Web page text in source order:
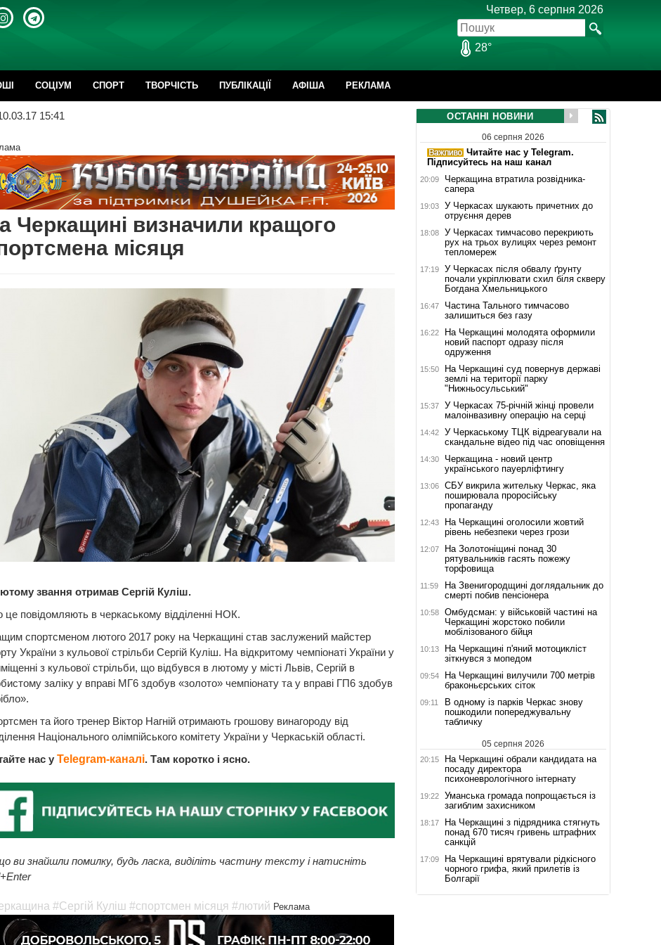
Четвер, 6 серпня 2026
28°
CОЦІУМ СПОРТ ТВОРЧІСТЬ ПУБЛІКАЦІЇ АФІША РЕКЛАМА
15:41
Черкащині визначили кращого
місяця
звання отримав Сергій Куліш.
це повідомляють в черкаському відділенні НОК.
спортсменом лютого 2017 року на Черкащині став заслужений майстер
України з кульової стрільби Сергій Куліш. На відкритому чемпіонаті України у
з кульової стрільби, що відбувся в лютому у місті Львів, Сергій в
заліку у вправі МГ6 здобув «золото» чемпіонату та у вправі ГП6 здобув
та його тренер Віктор Нагній отримають грошову винагороду від
Національного олімпійського комітету України у Черкаській області.
нас у Telegram-каналі. Там коротко і ясно.
ви знайшли помилку, будь ласка, виділіть частину тексту і натисніть
#Сергій Куліш #спортсмен місяця #лютий Реклама
ОСТАННІ НОВИНИ
06 серпня 2026
Читайте нас у Telegram.
Підписуйтесь на наш канал
20:09
Черкащина втратила розвідника-
сапера
19:03
У Черкасах шукають причетних до
отруєння дерев
18:08
У Черкасах тимчасово перекриють
рух на трьох вулицях через ремонт
тепломереж
17:19
У Черкасах після обвалу ґрунту
почали укріплювати схил біля скверу
Богдана Хмельницького
16:47
Частина Тального тимчасово
залишиться без газу
16:22
На Черкащині молодята оформили
новий паспорт одразу після
одруження
15:50
На Черкащині суд повернув державі
землі на території парку
"Нижньосульський"
15:37
У Черкасах 75-річній жінці провели
малоінвазивну операцію на серці
14:42
У Черкаському ТЦК відреагували на
скандальне відео під час оповіщення
14:30
Черкащина - новий центр
українського пауерліфтингу
13:06
СБУ викрила жительку Черкас, яка
поширювала проросійську
пропаганду
12:43
На Черкащині оголосили жовтий
рівень небезпеки через грози
12:07
На Золотоніщині понад 30
рятувальників гасять пожежу
торфовища
11:59
На Звенигородщині доглядальник до
смерті побив пенсіонера
10:58
Омбудсман: у військовій частині на
Черкащині жорстоко побили
мобілізованого бійця
10:13
На Черкащині п'яний мотоцикліст
зіткнувся з мопедом
09:54
На Черкащині вилучили 700 метрів
браконьєрських сіток
09:11
В одному із парків Черкас знову
пошкодили попереджувальну
табличку
05 серпня 2026
20:15
На Черкащині обрали кандидата на
посаду директора
психоневрологічного інтернату
19:22
Уманська громада попрощається із
загиблим захисником
18:17
На Черкащині з підрядника стягнуть
понад 670 тисяч гривень штрафних
санкцій
17:09
На Черкащині врятували рідкісного
чорного грифа, який прилетів із
Болгарії